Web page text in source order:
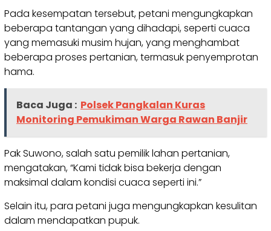
Pada kesempatan tersebut, petani mengungkapkan
beberapa tantangan yang dihadapi, seperti cuaca
yang memasuki musim hujan, yang menghambat
beberapa proses pertanian, termasuk penyemprotan
hama.
Baca Juga : Polsek Pangkalan Kuras
Monitoring Pemukiman Warga Rawan Banjir
Pak Suwono, salah satu pemilik lahan pertanian,
mengatakan, “Kami tidak bisa bekerja dengan
maksimal dalam kondisi cuaca seperti ini.”
Selain itu, para petani juga mengungkapkan kesulitan
dalam mendapatkan pupuk.